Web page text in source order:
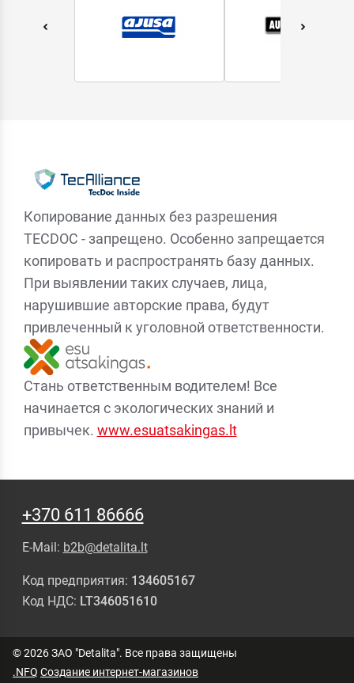
Копирование данных без разрешения
TECDOC - запрещено. Особенно запрещается
копировать и распространять базу данных.
При выявлении таких случаев, лица,
нарушившие авторские права, будут
привлеченный к уголовной ответственности.
Стань ответственным водителем! Все
начинается с экологических знаний и
привычек. www.esuatsakingas.lt
+370 611 86666
E-Mail: b2b@detalita.lt
Код предприятия: 134605167
Код НДС: LT346051610
© 2026 ЗАО "Detalita". Все права защищены
.NFQ Создание интернет-магазинов